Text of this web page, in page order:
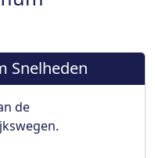
Snelheden
de